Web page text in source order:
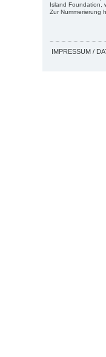
Island Foundation,
Zur Nummerierung
IMPRESSUM /